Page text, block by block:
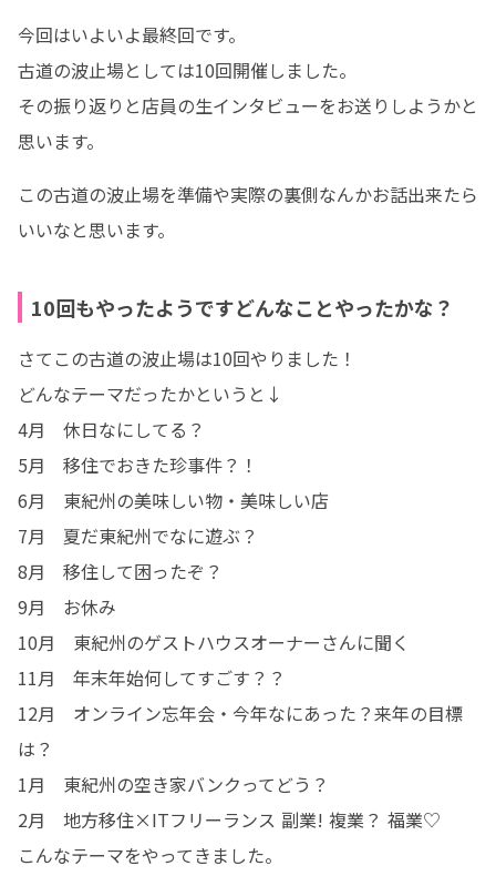
今回はいよいよ最終回です。
古道の波止場としては10回開催しました。
その振り返りと店員の生インタビューをお送りしようかと
思います。
この古道の波止場を準備や実際の裏側なんかお話出来たら
いいなと思います。
10回もやったようですどんなことやったかな？
さてこの古道の波止場は10回やりました！
どんなテーマだったかというと↓
4月　休日なにしてる？
5月　移住でおきた珍事件？！
6月　東紀州の美味しい物・美味しい店
7月　夏だ東紀州でなに遊ぶ？
8月　移住して困ったぞ？
9月　お休み
10月　東紀州のゲストハウスオーナーさんに聞く
11月　年末年始何してすごす？？
12月　オンライン忘年会・今年なにあった？来年の目標
は？
1月　東紀州の空き家バンクってどう？
2月　地方移住×ITフリーランス 副業! 複業？ 福業♡
こんなテーマをやってきました。